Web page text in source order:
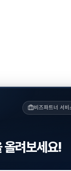
비즈파트너 서비
올려보세요!